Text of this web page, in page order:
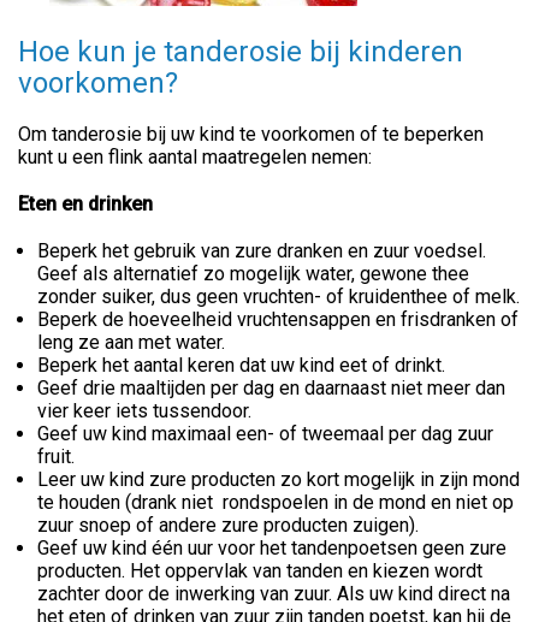
Hoe kun je tanderosie bij kinderen
voorkomen?
Om tanderosie bij uw kind te voorkomen of te beperken
kunt u een flink aantal maatregelen nemen:
Eten en drinken
Beperk het gebruik van zure dranken en zuur voedsel.
Geef als alternatief zo mogelijk water, gewone thee
zonder suiker, dus geen vruchten- of kruidenthee of melk.
Beperk de hoeveelheid vruchtensappen en frisdranken of
leng ze aan met water.
Beperk het aantal keren dat uw kind eet of drinkt.
Geef drie maaltijden per dag en daarnaast niet meer dan
vier keer iets tussendoor.
Geef uw kind maximaal een- of tweemaal per dag zuur
fruit.
Leer uw kind zure producten zo kort mogelijk in zijn mond
te houden (drank niet rondspoelen in de mond en niet op
zuur snoep of andere zure producten zuigen).
Geef uw kind één uur voor het tandenpoetsen geen zure
producten. Het oppervlak van tanden en kiezen wordt
zachter door de inwerking van zuur. Als uw kind direct na
het eten of drinken van zuur zijn tanden poetst, kan hij de